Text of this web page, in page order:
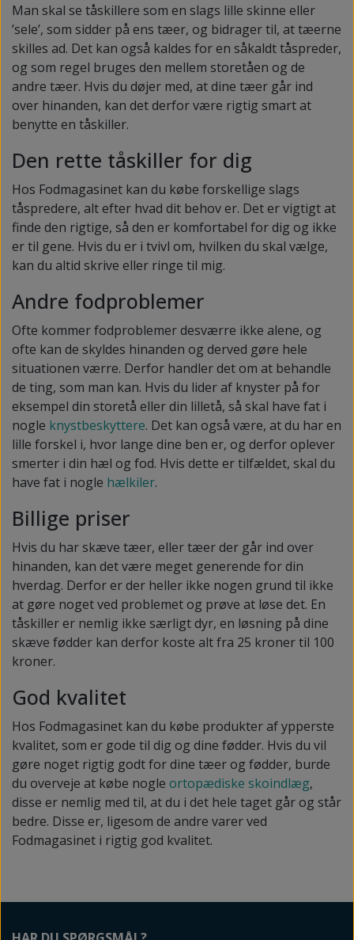
Man skal se tåskillere som en slags lille skinne eller
’sele’, som sidder på ens tæer, og bidrager til, at tæerne
skilles ad. Det kan også kaldes for en såkaldt tåspreder,
og som regel bruges den mellem storetåen og de
andre tæer. Hvis du døjer med, at dine tæer går ind
over hinanden, kan det derfor være rigtig smart at
benytte en tåskiller.
Den rette tåskiller for dig
Hos Fodmagasinet kan du købe forskellige slags
tåspredere, alt efter hvad dit behov er. Det er vigtigt at
finde den rigtige, så den er komfortabel for dig og ikke
er til gene. Hvis du er i tvivl om, hvilken du skal vælge,
kan du altid skrive eller ringe til mig.
Andre fodproblemer
Ofte kommer fodproblemer desværre ikke alene, og
ofte kan de skyldes hinanden og derved gøre hele
situationen værre. Derfor handler det om at behandle
de ting, som man kan. Hvis du lider af knyster på for
eksempel din storetå eller din lilletå, så skal have fat i
nogle knystbeskyttere. Det kan også være, at du har en
lille forskel i, hvor lange dine ben er, og derfor oplever
smerter i din hæl og fod. Hvis dette er tilfældet, skal du
have fat i nogle hælkiler.
Billige priser
Hvis du har skæve tæer, eller tæer der går ind over
hinanden, kan det være meget generende for din
hverdag. Derfor er der heller ikke nogen grund til ikke
at gøre noget ved problemet og prøve at løse det. En
tåskiller er nemlig ikke særligt dyr, en løsning på dine
skæve fødder kan derfor koste alt fra 25 kroner til 100
kroner.
God kvalitet
Hos Fodmagasinet kan du købe produkter af ypperste
kvalitet, som er gode til dig og dine fødder. Hvis du vil
gøre noget rigtig godt for dine tæer og fødder, burde
du overveje at købe nogle ortopædiske skoindlæg,
disse er nemlig med til, at du i det hele taget går og står
bedre. Disse er, ligesom de andre varer ved
Fodmagasinet i rigtig god kvalitet.